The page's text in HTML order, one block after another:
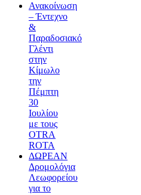
Ανακοίνωση
– Έντεχνο
&
Παραδοσιακό
Γλέντι
στην
Κίμωλο
την
Πέμπτη
30
Ιουλίου
με τους
OTRA
ROTA
ΔΩΡΕΑΝ
Δρομολόγια
Λεωφορείου
για το